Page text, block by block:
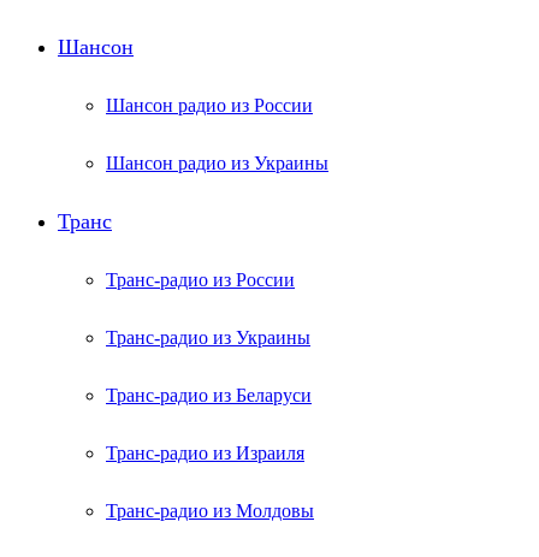
Шансон
Шансон радио из России
Шансон радио из Украины
Транс
Транс-радио из России
Транс-радио из Украины
Транс-радио из Беларуси
Транс-радио из Израиля
Транс-радио из Молдовы